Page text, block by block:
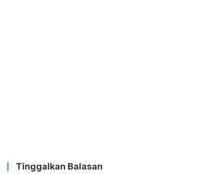
Tinggalkan Balasan